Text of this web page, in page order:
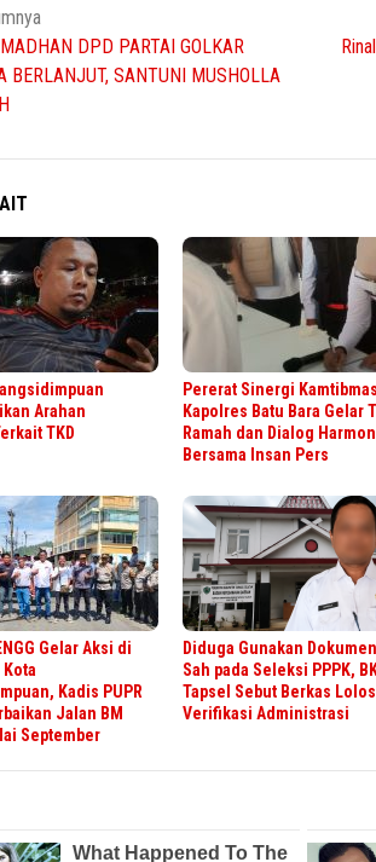
DPD PARTAI GOLKAR
BERLANJUT, SANTUNI MUSHOLLA
Arahan
TKD
Pererat Sinergi
Kapolres Batu Bara Gelar
Ramah dan Dialog
Bersama Insan Pers
Gelar Aksi di
Kota
Kadis PUPR
Jalan BM
September
Diduga Gunakan
Sah pada Seleksi PPPK,
Tapsel Sebut Berkas Lolos
Verifikasi Administrasi